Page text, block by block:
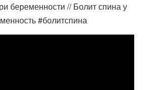
беременности // Болит спина у
#болитспина